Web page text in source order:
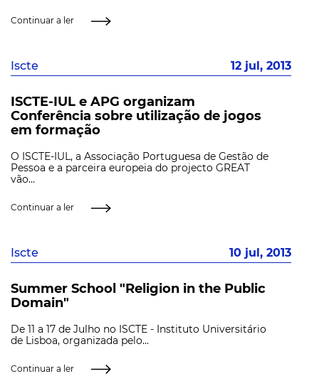
Continuar a ler
Iscte 12 jul, 2013
ISCTE-IUL e APG organizam
Conferência sobre utilização de jogos
em formação
O ISCTE-IUL, a Associação Portuguesa de Gestão de
Pessoa e a parceira europeia do projecto GREAT
vão...
Continuar a ler
Iscte 10 jul, 2013
Summer School "Religion in the Public
Domain"
De 11 a 17 de Julho no ISCTE - Instituto Universitário
de Lisboa, organizada pelo...
Continuar a ler